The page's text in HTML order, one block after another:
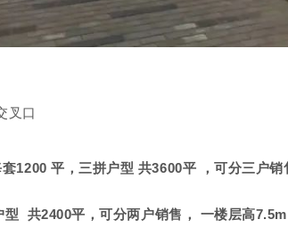
叉口
1200 平，三拼户型 共3600平 ，可分三户
共2400平，可分两户销售， 一楼层高